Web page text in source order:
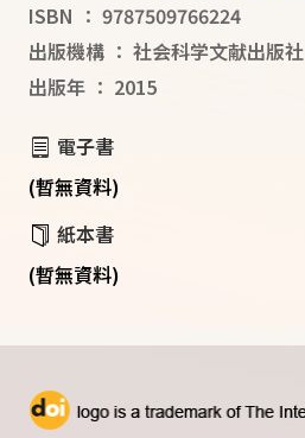
ISBN ： 9787509766224
出版機構 ： 社会科学文献出版社
出版年 ： 2015
電子書
(暫無資料)
紙本書
(暫無資料)